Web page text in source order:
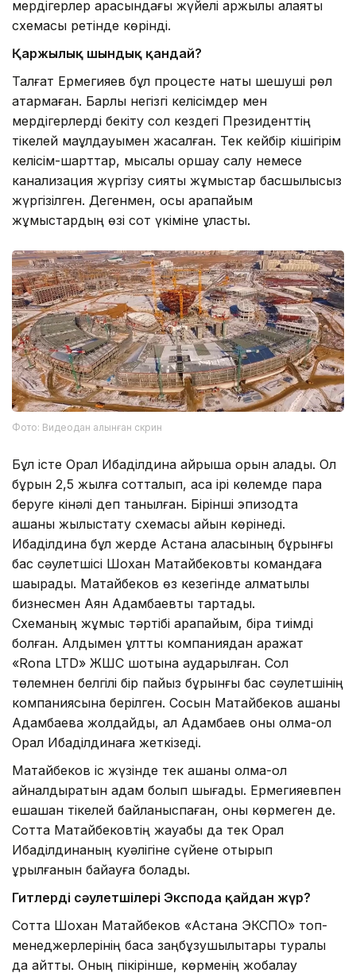
мердігерлер арасындағы жүйелі қаржылық алаяқтық
схемасы ретінде көрінді.
Қаржылық шындық қандай?
Талғат Ермегияев бұл процесте нақты шешуші рөл
атқармаған. Барлық негізгі келісімдер мен
мердігерлерді бекіту сол кездегі Президенттің
тікелей мақұлдауымен жасалған. Тек кейбір кішігірім
келісім-шарттар, мысалы қоршау салу немесе
канализация жүргізу сияқты жұмыстар басшылықсыз
жүргізілген. Дегенмен, осы қарапайым
жұмыстардың өзі сот үкіміне ұласты.
Фото: Видеодан алынған скрин
Бұл істе Орал Ибаділдина айрықша орын алады. Ол
бұрын 2,5 жылға сотталып, аса ірі көлемде пара
беруге кінәлі деп танылған. Бірінші эпизодта
ақшаны жылыстату схемасы айқын көрінеді.
Ибаділдина бұл жерде Астана қаласының бұрынғы
бас сәулетшісі Шохан Матайбековты командаға
шақырады. Матайбеков өз кезегінде алматылық
бизнесмен Аян Адамбаевты тартады.
Схеманың жұмыс тәртібі қарапайым, бірақ тиімді
болған. Алдымен ұлттық компаниядан қаражат
«Rona LTD» ЖШС шотына аударылған. Сол
төлемнен белгілі бір пайыз бұрынғы бас сәулетшінің
компаниясына берілген. Сосын Матайбеков ақшаны
Адамбаевқа жолдайды, ал Адамбаев оны қолма-қол
Орал Ибаділдинаға жеткізеді.
Матайбеков іс жүзінде тек ақшаны қолма-қол
айналдыратын адам болып шығады. Ермегияевпен
ешқашан тікелей байланыспаған, оны көрмеген де.
Сотта Матайбековтің жауабы да тек Орал
Ибаділдинаның куәлігіне сүйене отырып
құрылғанын байқауға болады.
Гитлердің сәулетшілері Экспода қайдан жүр?
Сотта Шохан Матайбеков «Астана ЭКСПО» топ-
менеджерлерінің басқа заңбұзушылықтары туралы
да айтты. Оның пікірінше, көрменің жобалау